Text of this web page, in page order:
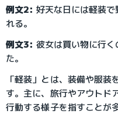
例文2: 好天な日には軽装
れる。
例文3: 彼女は買い物に行
た。
「軽装」とは、装備や服
す。主に、旅行やアウトド
行動する様子を指すことが